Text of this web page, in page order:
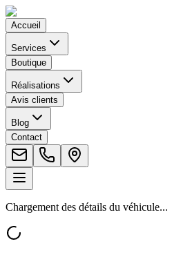
Accueil
Services
Boutique
Réalisations
Avis clients
Blog
Contact
Chargement des détails du véhicule...